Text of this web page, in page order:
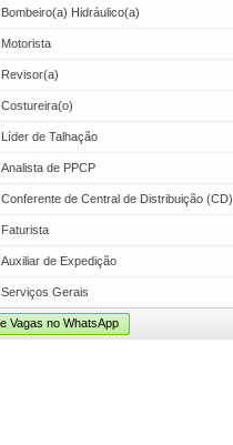
Bombeiro(a) Hidráulico(a)
Motorista
Revisor(a)
Costureira(o)
Líder de Talhação
Analista de PPCP
Conferente de Central de Distribuição (CD)
Faturista
Auxiliar de Expedição
Serviços Gerais
Vagas no WhatsApp